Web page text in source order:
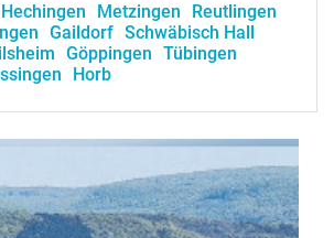
Hechingen Metzingen
Reutlingen
Gaildorf Schwäbisch Hall
Göppingen Tübingen
Horb